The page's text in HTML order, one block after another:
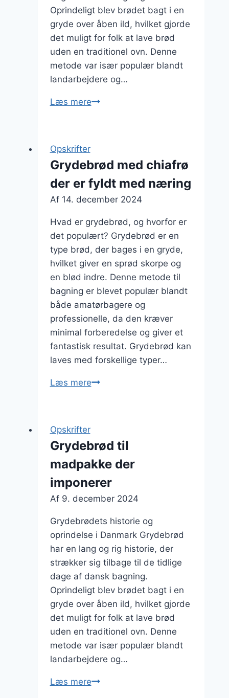
Oprindeligt blev brødet bagt i en
gryde over åben ild, hvilket gjorde
det muligt for folk at lave brød
uden en traditionel ovn. Denne
metode var især populær blandt
landarbejdere og…
Læs mereGrydebrød
kombinationer
Opskrifter
Grydebrød med chiafrø
der er fyldt med næring
Af 14. december 2024
Hvad er grydebrød, og hvorfor er
det populært? Grydebrød er en
type brød, der bages i en gryde,
hvilket giver en sprød skorpe og
en blød indre. Denne metode til
bagning er blevet populær blandt
både amatørbagere og
professionelle, da den kræver
minimal forberedelse og giver et
fantastisk resultat. Grydebrød kan
laves med forskellige typer…
Læs mereGrydebrød
fyldt
med
næring
Opskrifter
Grydebrød til
madpakke der
imponerer
Af 9. december 2024
Grydebrødets historie og
oprindelse i Danmark Grydebrød
har en lang og rig historie, der
strækker sig tilbage til de tidlige
dage af dansk bagning.
Oprindeligt blev brødet bagt i en
gryde over åben ild, hvilket gjorde
det muligt for folk at lave brød
uden en traditionel ovn. Denne
metode var især populær blandt
landarbejdere og…
Læs mereGrydebrød